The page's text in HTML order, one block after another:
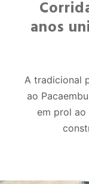
anos
A tradicional
ao
em prol